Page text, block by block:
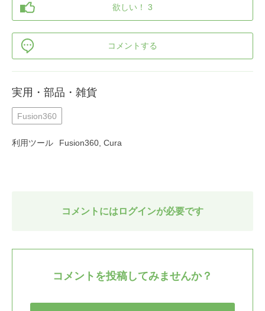
欲しい！ 3
コメントする
実用・部品・雑貨
Fusion360
利用ツール Fusion360, Cura
コメントにはログインが必要です
コメントを投稿してみませんか？